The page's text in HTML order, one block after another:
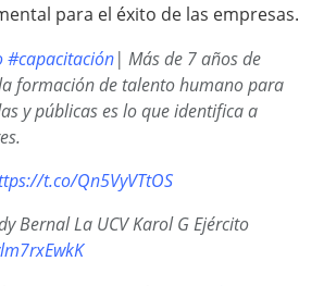
para el éxito de las empresas.
#capacitación| Más de 7 años de
formación de talento humano para
y públicas es lo que identifica a
t.co/Qn5VyVTtOS
Bernal La UCV Karol G Ejército